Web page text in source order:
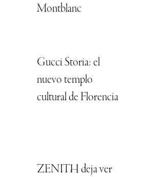
Montblanc
Gucci Storia: el
nuevo templo
cultural de Florencia
ZENITH deja ver